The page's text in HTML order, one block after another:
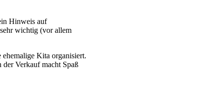
Hinweis auf
wichtig (vor allem
ehemalige Kita organisiert.
Verkauf macht Spaß